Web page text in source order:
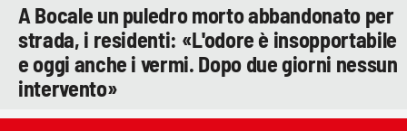
A Bocale un puledro morto abbandonato per
strada, i residenti: «L'odore è insopportabile
e oggi anche i vermi. Dopo due giorni nessun
intervento»